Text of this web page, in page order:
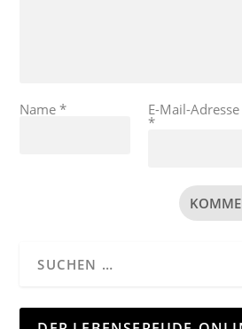
Name* E-Mail-Adresse
*